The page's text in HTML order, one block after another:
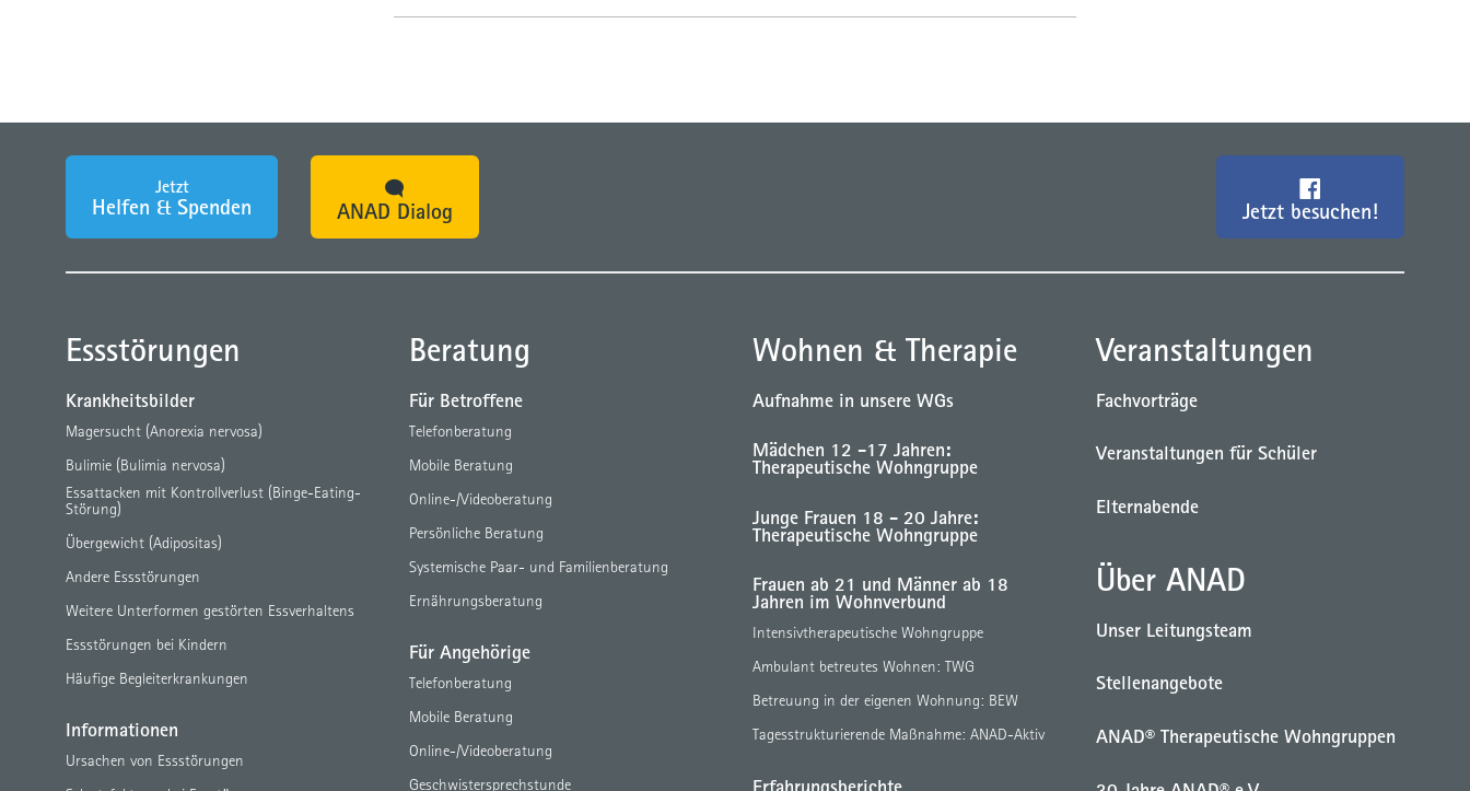
Jetzt
Helfen & Spenden ANAD Dialog Jetzt besuchen!
Essstörungen
Krankheitsbilder
Magersucht (Anorexia nervosa)
Bulimie (Bulimia nervosa)
Essattacken mit Kontrollverlust (Binge-Eating-
Störung)
Übergewicht (Adipositas)
Andere Essstörungen
Weitere Unterformen gestörten Essverhaltens
Essstörungen bei Kindern
Häufige Begleiterkrankungen
Informationen
Ursachen von Essstörungen
Beratung
Für Betroffene
Telefonberatung
Mobile Beratung
Online-/Videoberatung
Persönliche Beratung
Systemische Paar- und Familienberatung
Ernährungsberatung
Für Angehörige
Telefonberatung
Mobile Beratung
Online-/Videoberatung
Geschwistersprechstunde
Wohnen & Therapie
Aufnahme in unsere WGs
Mädchen 12 -17 Jahren:
Therapeutische Wohngruppe
Junge Frauen 18 - 20 Jahre:
Therapeutische Wohngruppe
Frauen ab 21 und Männer ab 18
Jahren im Wohnverbund
Intensivtherapeutische Wohngruppe
Ambulant betreutes Wohnen: TWG
Betreuung in der eigenen Wohnung: BEW
Tagesstrukturierende Maßnahme: ANAD-Aktiv
Erfahrungsberichte
Veranstaltungen
Fachvorträge
Veranstaltungen für Schüler
Elternabende
Über ANAD
Unser Leitungsteam
Stellenangebote
ANAD® Therapeutische Wohngruppen